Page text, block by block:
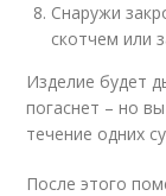
Снаружи
скотчем или
Изделие будет
погаснет – но
течение одних
После этого